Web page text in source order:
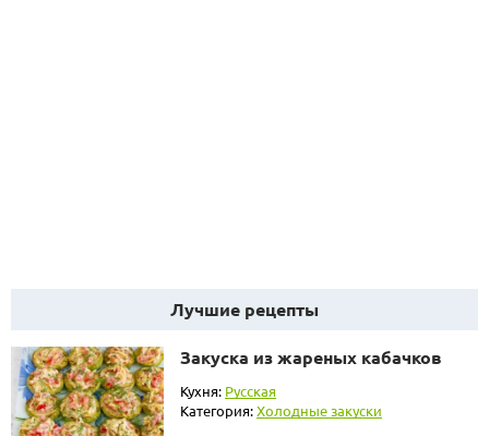
Лучшие рецепты
Закуска из жареных кабачков
Кухня: Русская
Категория:Холодные закуски